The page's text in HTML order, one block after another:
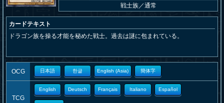
戦士族／通常
カードテキスト
ドラゴン族を操る才能を秘めた戦士。過去は謎に包まれている。
OCG 日本語 한글 English (Asia) 簡体字
TCG
English Deutsch Français Italiano Español